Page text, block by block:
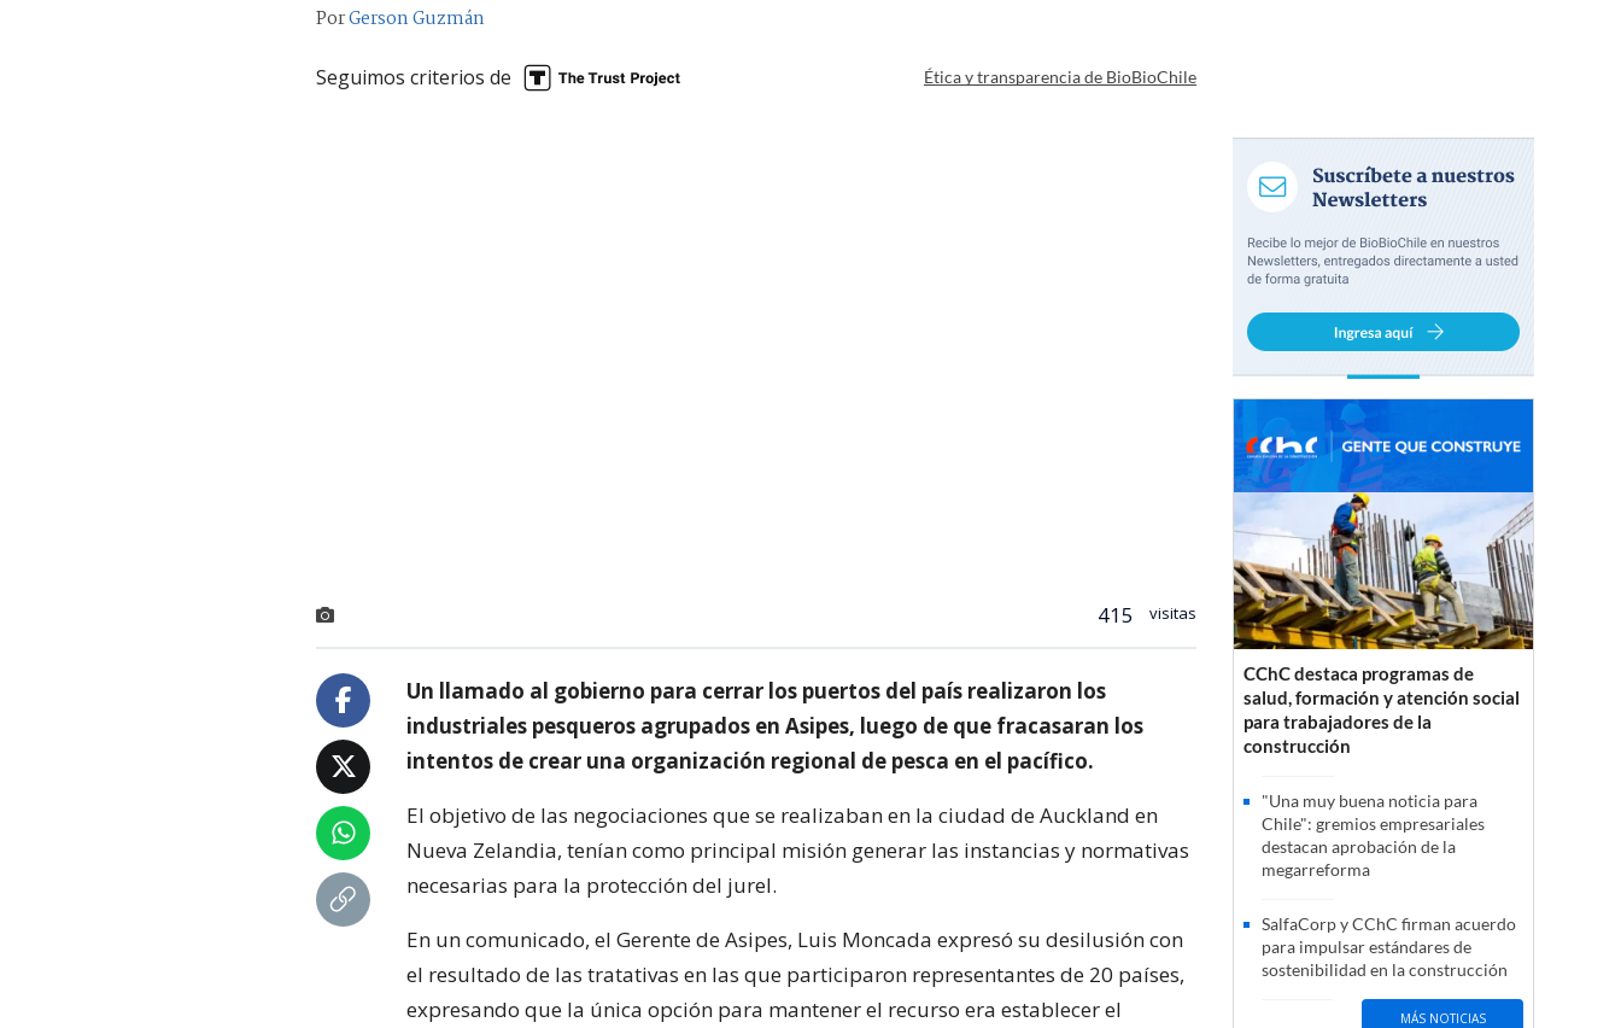
PorGerson Guzmán
Seguimos criterios de Ética y transparencia de BioBioChile
415 visitas
Un llamado al gobierno para cerrar los puertos del país realizaron los
industriales pesqueros agrupados en Asipes, luego de que fracasaran los
intentos de crear una organización regional de pesca en el pacífico.
El objetivo de las negociaciones que se realizaban en la ciudad de Auckland en
Nueva Zelandia, tenían como principal misión generar las instancias y normativas
necesarias para la protección del jurel.
En un comunicado, el Gerente de Asipes, Luis Moncada expresó su desilusión con
el resultado de las tratativas en las que participaron representantes de 20 países,
expresando que la única opción para mantener el recurso era establecer el
CChC destaca programas de
salud, formación y atención social
para trabajadores de la
construcción
"Una muy buena noticia para
Chile": gremios empresariales
destacan aprobación de la
megarreforma
SalfaCorp y CChC firman acuerdo
para impulsar estándares de
sostenibilidad en la construcción
MÁS NOTICIAS